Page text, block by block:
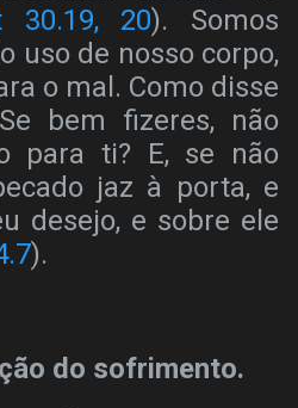
30.19, 20). Somos
uso de nosso corpo,
o mal. Como disse
bem fizeres, não
para ti? E, se não
jaz à porta, e
desejo, e sobre ele
).
do sofrimento.